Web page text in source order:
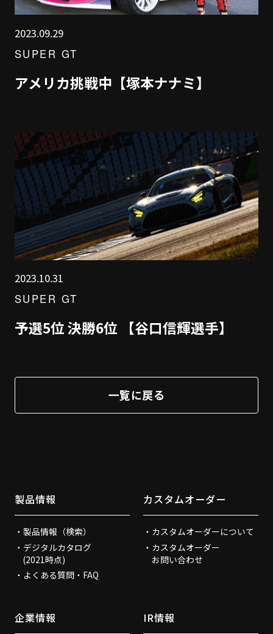
2023.09.29
SUPER GT
アメリカ挑戦中【塚本ナナミ】
2023.10.31
SUPER GT
予選5位 決勝6位 【谷口信輝選手】
一覧に戻る
製品情報
製品情報（検索）
デジタルカタログ
(2021時点)
よくある質問・FAQ
カスタムオーダー
カスタムオーダーについて
カスタムオーダー
お問い合わせ
企業情報 IR情報